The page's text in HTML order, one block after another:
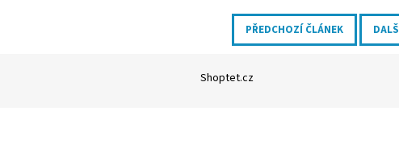
PŘEDCHOZÍ ČLÁNEK
Shoptet.cz